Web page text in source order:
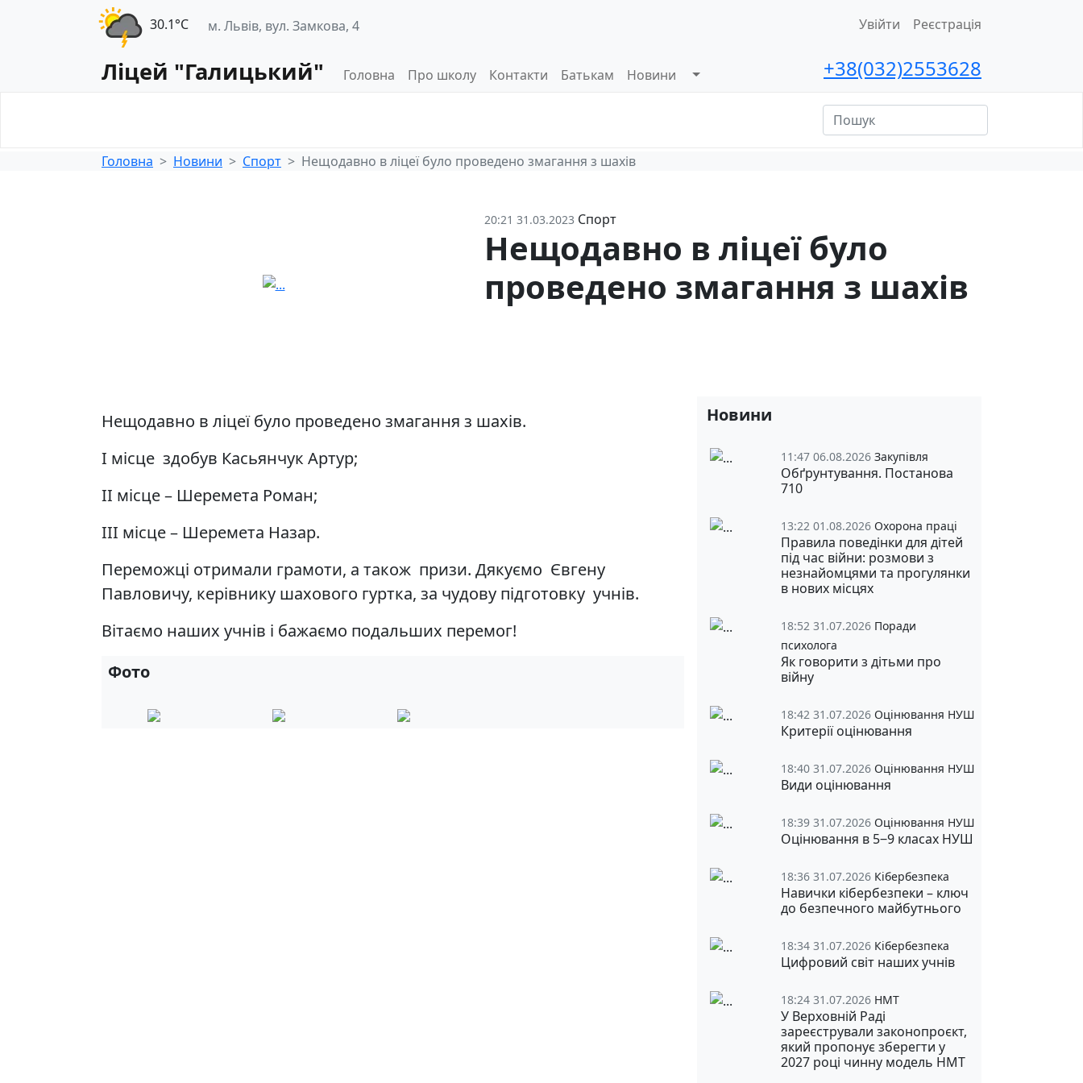
30.1°С м. Львів, вул. Замкова, 4 Увійти Реєстрація
Ліцей "Галицький" Головна Про школу Контакти Батькам Новини +38(032)2553628
Головна
Новини Спорт Нещодавно в ліцеї було проведено змагання з шахів
20:21 31.03.2023 Спорт
Нещодавно в ліцеї було
проведено змагання з шахів
Нещодавно в ліцеї було проведено змагання з шахів.
І місце здобув Касьянчук Артур;
ІІ місце – Шеремета Роман;
ІІІ місце – Шеремета Назар.
Переможці отримали грамоти, а також призи. Дякуємо Євгену
Павловичу, керівнику шахового гуртка, за чудову підготовку учнів.
Вітаємо наших учнів і бажаємо подальших перемог!
Фото
Новини
11:47 06.08.2026 Закупівля
Обґрунтування. Постанова
710
13:22 01.08.2026 Охорона праці
Правила поведінки для дітей
під час війни: розмови з
незнайомцями та прогулянки
в нових місцях
18:52 31.07.2026 Поради
психолога
Як говорити з дітьми про
війну
18:42 31.07.2026 Оцінювання НУШ
Критерії оцінювання
18:40 31.07.2026 Оцінювання НУШ
Види оцінювання
18:39 31.07.2026 Оцінювання НУШ
Оцінювання в 5‒9 класах НУШ
18:36 31.07.2026 Кібербезпека
Навички кібербезпеки – ключ
до безпечного майбутнього
18:34 31.07.2026 Кібербезпека
Цифровий світ наших учнів
18:24 31.07.2026 НМТ
У Верховній Раді
зареєстрували законопроєкт,
який пропонує зберегти у
2027 році чинну модель НМТ